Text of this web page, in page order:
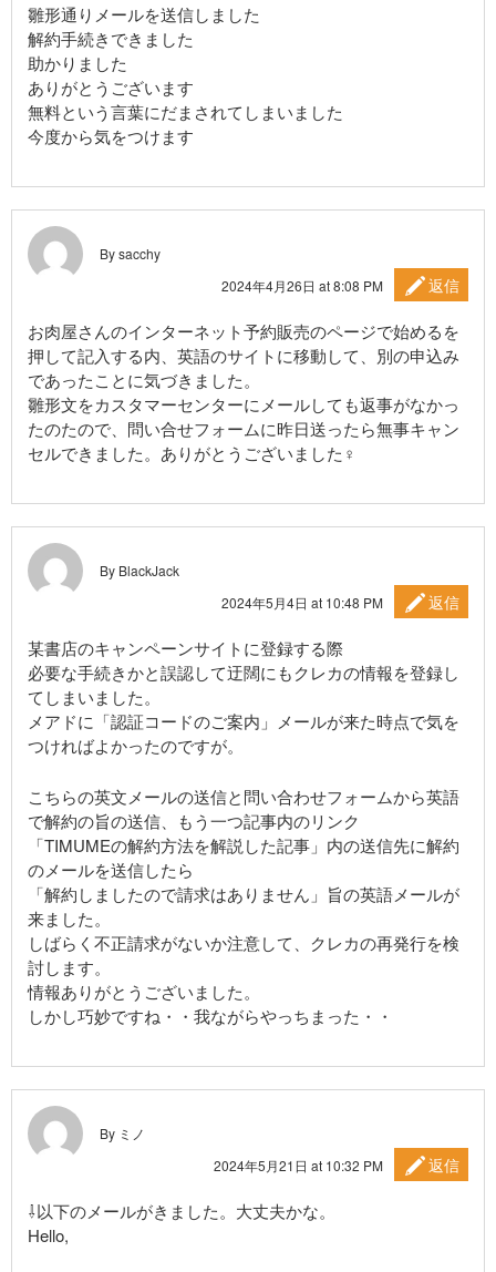
雛形通りメールを送信しました
解約手続きできました
助かりました
ありがとうございます
無料という言葉にだまされてしまいました
今度から気をつけます
By sacchy
2024年4月26日 at 8:08 PM
返信
お肉屋さんのインターネット予約販売のページで始めるを
押して記入する内、英語のサイトに移動して、別の申込み
であったことに気づきました。
雛形文をカスタマーセンターにメールしても返事がなかっ
たのたので、問い合せフォームに昨日送ったら無事キャン
セルできました。ありがとうございました‍♀️
By BlackJack
2024年5月4日 at 10:48 PM
返信
某書店のキャンペーンサイトに登録する際
必要な手続きかと誤認して迂闊にもクレカの情報を登録し
てしまいました。
メアドに「認証コードのご案内」メールが来た時点で気を
つければよかったのですが。
こちらの英文メールの送信と問い合わせフォームから英語
で解約の旨の送信、もう一つ記事内のリンク
「TIMUMEの解約方法を解説した記事」内の送信先に解約
のメールを送信したら
「解約しましたので請求はありません」旨の英語メールが
来ました。
しばらく不正請求がないか注意して、クレカの再発行を検
討します。
情報ありがとうございました。
しかし巧妙ですね・・我ながらやっちまった・・
By ミノ
2024年5月21日 at 10:32 PM
返信
⇩以下のメールがきました。大丈夫かな。
Hello,